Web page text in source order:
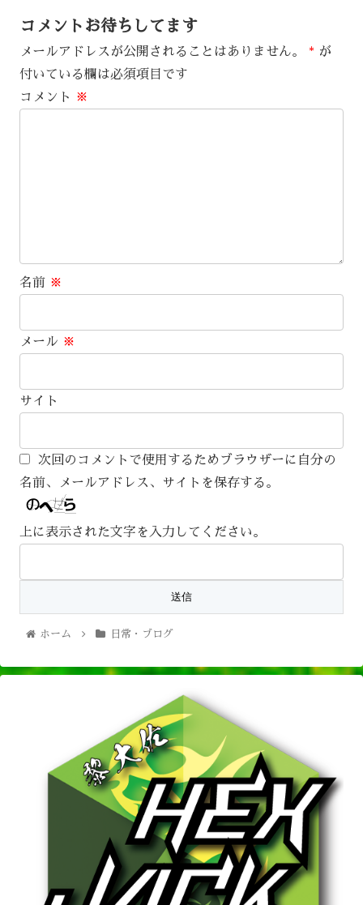
コメントお待ちしてます
メールアドレスが公開されることはありません。 * が
付いている欄は必須項目です
コメント
※
名前 ※
メール ※
サイト
次回のコメントで使用するためブラウザーに自分の
名前、メールアドレス、サイトを保存する。
上に表示された文字を入力してください。
ホーム 日常・ブログ